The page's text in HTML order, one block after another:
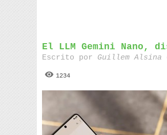
El LLM Gemini Nano,
Escrito por Guillem Alsina
1234